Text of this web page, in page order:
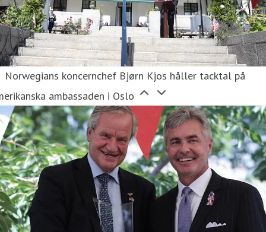
Norwegians koncernchef Bjørn Kjos håller tacktal på
ambassaden i Oslo